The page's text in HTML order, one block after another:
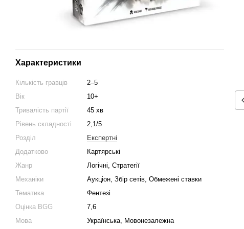
Характеристики
Кількість гравців
2–5
Вік
10+
Тривалість партії
45 хв
Рівень складності
2,1/5
Розділ
Експертні
Додатково
Картярські
Жанр
Логічні, Стратегії
Механіки
Аукціон, Збір сетів, Обмежені ставки
Тематика
Фентезі
Оцінка BGG
7,6
Мова
Українська, Мовонезалежна